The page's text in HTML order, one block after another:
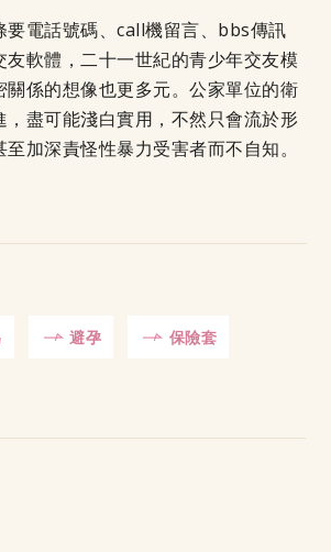
要電話號碼、call機留言、bbs傳訊
友軟體，二十一世紀的青少年交友模
關係的想像也更多元。公家單位的衛
，盡可能淺白實用，不然只會流於形
加深責怪性暴力受害者而不自知。
避孕 保險套